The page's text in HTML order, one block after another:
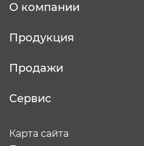
О компании
Продукция
Продажи
Сервис
Карта сайта